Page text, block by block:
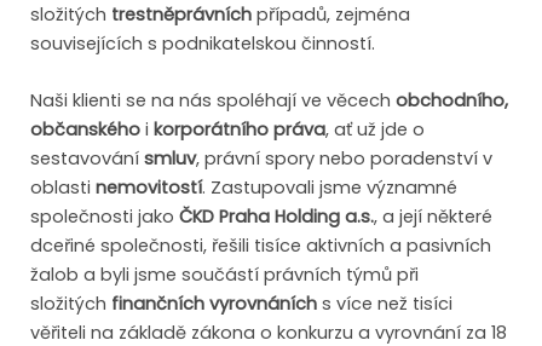
složitých trestněprávních případů, zejména
souvisejících s podnikatelskou činností.
Naši klienti se na nás spoléhají ve věcech obchodního,
občanského i korporátního práva, ať už jde o
sestavování smluv, právní spory nebo poradenství v
oblasti nemovitostí. Zastupovali jsme významné
společnosti jako ČKD Praha Holding a.s., a její některé
dceřiné společnosti, řešili tisíce aktivních a pasivních
žalob a byli jsme součástí právních týmů při
složitých finančních vyrovnáních s více než tisíci
věřiteli na základě zákona o konkurzu a vyrovnání za 18